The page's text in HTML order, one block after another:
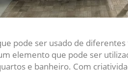
pode ser usado de
elemento que pode ser
e banheiro. Com